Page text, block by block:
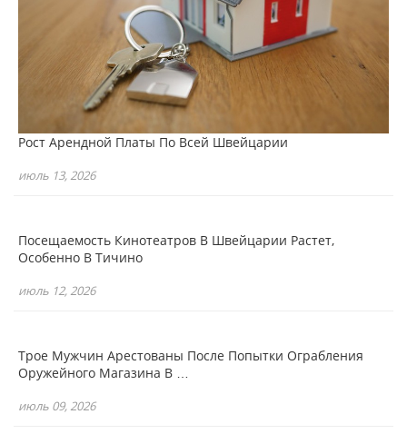
Рост Арендной Платы По Всей Швейцарии
июль 13, 2026
Посещаемость Кинотеатров В Швейцарии Растет,
Особенно В Тичино
июль 12, 2026
Трое Мужчин Арестованы После Попытки Ограбления
Оружейного Магазина В …
июль 09, 2026